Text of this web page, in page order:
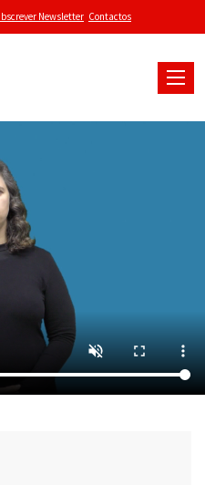
Newsletter Contactos
Toggle